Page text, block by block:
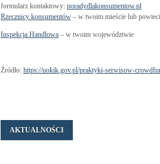
formularz kontaktowy: poradydlakonsumentow.pl
Rzecznicy konsumentów – w twoim mieście lub
Inspekcja Handlowa – w twoim województwie
Źródło: https://uokik.gov.pl/praktyki-serwisow-
AKTUALNOŚCI